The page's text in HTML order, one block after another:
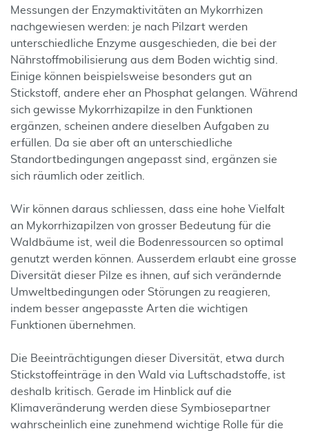
Messungen der Enzymaktivitäten an Mykorrhizen
nachgewiesen werden: je nach Pilzart werden
unterschiedliche Enzyme ausgeschieden, die bei der
Nährstoffmobilisierung aus dem Boden wichtig sind.
Einige können beispielsweise besonders gut an
Stickstoff, andere eher an Phosphat gelangen. Während
sich gewisse Mykorrhizapilze in den Funktionen
ergänzen, scheinen andere dieselben Aufgaben zu
erfüllen. Da sie aber oft an unterschiedliche
Standortbedingungen angepasst sind, ergänzen sie
sich räumlich oder zeitlich.
Wir können daraus schliessen, dass eine hohe Vielfalt
an Mykorrhizapilzen von grosser Bedeutung für die
Waldbäume ist, weil die Bodenressourcen so optimal
genutzt werden können. Ausserdem erlaubt eine grosse
Diversität dieser Pilze es ihnen, auf sich verändernde
Umweltbedingungen oder Störungen zu reagieren,
indem besser angepasste Arten die wichtigen
Funktionen übernehmen.
Die Beeinträchtigungen dieser Diversität, etwa durch
Stickstoffeinträge in den Wald via Luftschadstoffe, ist
deshalb kritisch. Gerade im Hinblick auf die
Klimaveränderung werden diese Symbiosepartner
wahrscheinlich eine zunehmend wichtige Rolle für die